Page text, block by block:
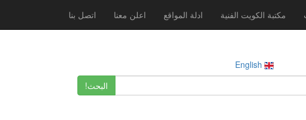
مكتبة الكويت الفنية ادلة المواقع اعلن معنا اتصل بنا
البحث!